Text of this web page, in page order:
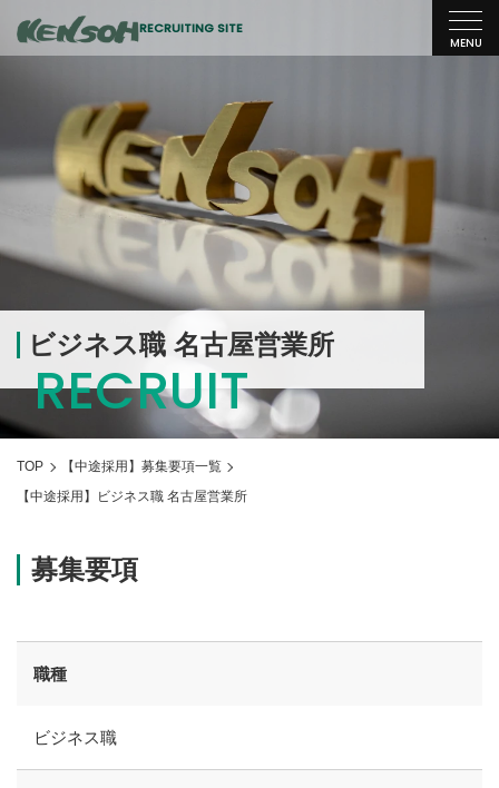
RECRUITING SITE
研創について
研創を知る
代表メッセージ
研創の人Our team
採用情報Recruitment
職種紹介
福利厚生
募集要項 新卒採用
お知らせ
お知らせ一覧
MENU
ビジネス職 名古屋営業所
RECRUIT
TOP
【中途採用】募集要項一覧
【中途採用】ビジネス職 名古屋営業所
募集要項
職種
ビジネス職